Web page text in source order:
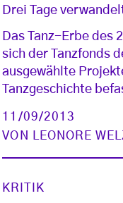
Drei Tage
Das Tanz-Erbe des
sich der Tanzfonds
ausgewählte
Tanzgeschichte
11/09/2013
VON
LEONORE
KRITIK